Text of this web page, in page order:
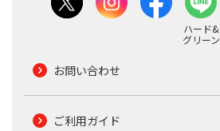
ハード&
グリーン
お問い合わせ
ご利用ガイド